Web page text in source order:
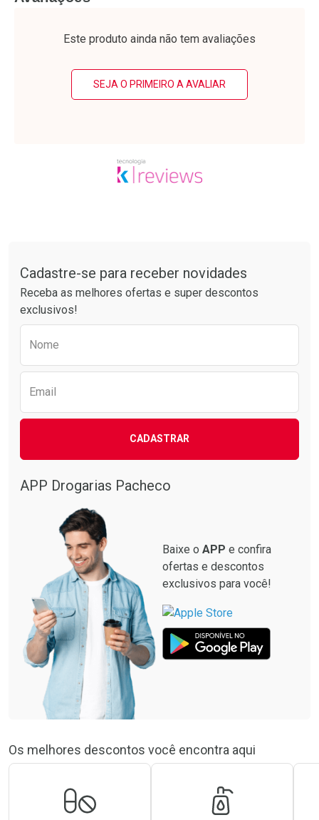
Laboratório
Por R$ 37,25/cada
Por Menos Laboratório
Por R$ 12,99/cada
Por Menos
Este produto ainda não tem avaliações
SEJA O PRIMEIRO A AVALIAR
Cadastre-se para receber novidades
Receba as melhores ofertas e super descontos
exclusivos!
Nome
Email
CADASTRAR
APP Drogarias Pacheco
Baixe o APP e confira
ofertas e descontos
exclusivos para você!
Os melhores descontos você encontra aqui